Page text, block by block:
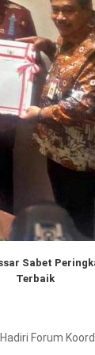
Sabet
Terbaik
Forum